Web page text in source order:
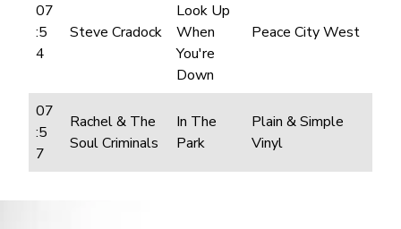
07
:5
4
Steve Cradock
Look Up
When
You're
Down
Peace City West
07
:5
7
Rachel & The
Soul Criminals
In The
Park
Plain & Simple
Vinyl